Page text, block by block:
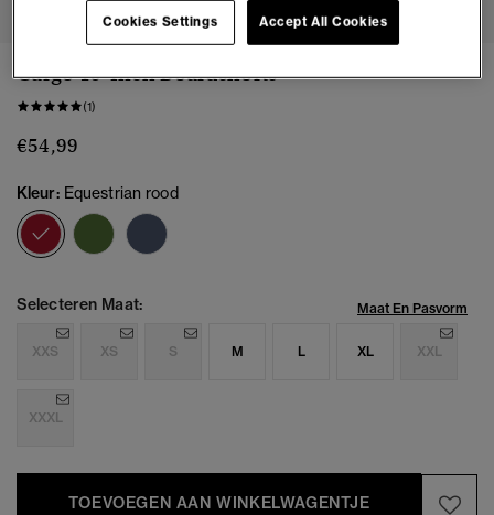
Cargo 19-Inch Boardshorts
(1)
€54,99
Kleur: Equestrian rood
geselecteerd
Selecteren Maat: Maat En Pasvorm
XXS XS S M L XL XXL
XXXL
TOEVOEGEN AAN WINKELWAGENTJE
Cookies Settings Accept All Cookies